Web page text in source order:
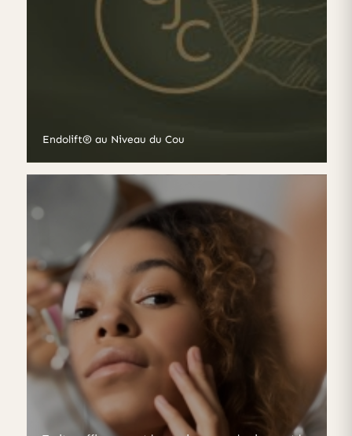
Endolift® au Niveau du Cou